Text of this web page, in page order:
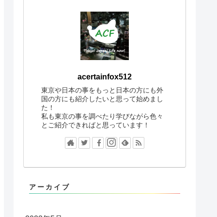
acertainfox512
東京や日本の事をもっと日本の方にも外
国の方にも紹介したいと思って始めまし
た！
私も東京の事を調べたり学びながら色々
とご紹介できればと思っています！
アーカイブ